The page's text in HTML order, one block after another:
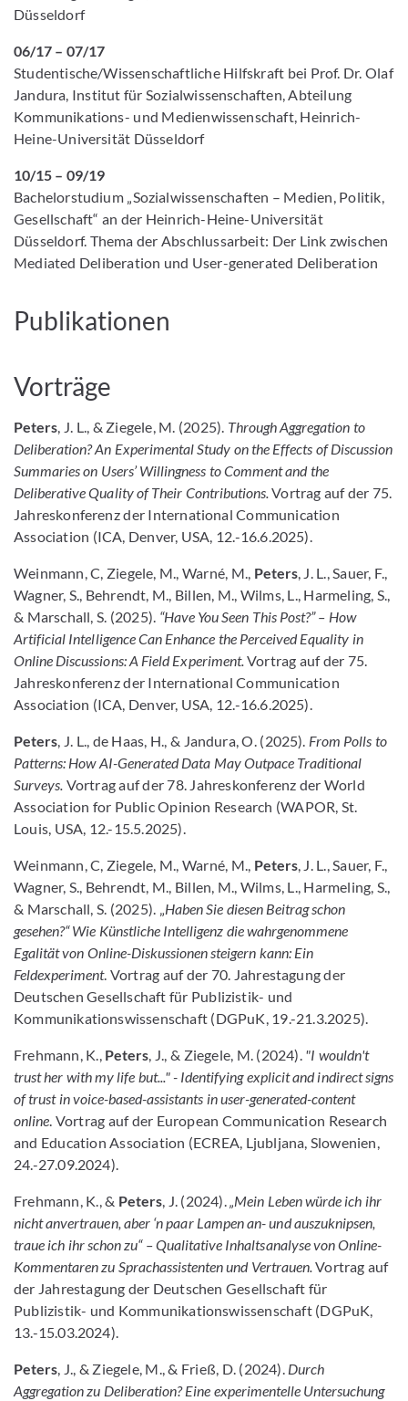
Düsseldorf
06/17 – 07/17
Studentische/Wissenschaftliche Hilfskraft bei Prof. Dr. Olaf
Jandura, Institut für Sozialwissenschaften, Abteilung
Kommunikations- und Medienwissenschaft, Heinrich-
Heine-Universität Düsseldorf
10/15 – 09/19
Bachelorstudium „Sozialwissenschaften – Medien, Politik,
Gesellschaft“ an der Heinrich-Heine-Universität
Düsseldorf. Thema der Abschlussarbeit: Der Link zwischen
Mediated Deliberation und User-generated Deliberation
Publikationen
Vorträge
Peters, J. L., & Ziegele, M. (2025). Through Aggregation to
Deliberation? An Experimental Study on the Effects of Discussion
Summaries on Users’ Willingness to Comment and the
Deliberative Quality of Their Contributions.Vortrag auf der 75.
Jahreskonferenz der International Communication
Association (ICA, Denver, USA, 12.-16.6.2025).
Weinmann, C, Ziegele, M., Warné, M., Peters, J. L., Sauer, F.,
Wagner, S., Behrendt, M., Billen, M., Wilms, L., Harmeling, S.,
& Marschall, S. (2025). “Have You Seen This Post?” – How
Artificial Intelligence Can Enhance the Perceived Equality in
Online Discussions: A Field Experiment.Vortrag auf der 75.
Jahreskonferenz der International Communication
Association (ICA, Denver, USA, 12.-16.6.2025).
Peters, J. L., de Haas, H., & Jandura, O. (2025). From Polls to
Patterns: How AI-Generated Data May Outpace Traditional
Surveys. Vortrag auf der 78. Jahreskonferenz der World
Association for Public Opinion Research (WAPOR, St.
Louis, USA, 12.-15.5.2025).
Weinmann, C, Ziegele, M., Warné, M., Peters, J. L., Sauer, F.,
Wagner, S., Behrendt, M., Billen, M., Wilms, L., Harmeling, S.,
& Marschall, S. (2025). „Haben Sie diesen Beitrag schon
gesehen?“ Wie Künstliche Intelligenz die wahrgenommene
Egalität von Online-Diskussionen steigern kann: Ein
Feldexperiment. Vortrag auf der 70. Jahrestagung der
Deutschen Gesellschaft für Publizistik- und
Kommunikationswissenschaft (DGPuK, 19.-21.3.2025).
Frehmann, K., Peters, J., & Ziegele, M. (2024). "I wouldn't
trust her with my life but..." - Identifying explicit and indirect signs
of trust in voice-based-assistants in user-generated-content
online. Vortrag auf der European Communication Research
and Education Association (ECREA, Ljubljana, Slowenien,
24.-27.09.2024).
Frehmann, K., & Peters, J. (2024).„Mein Leben würde ich ihr
nicht anvertrauen, aber ‘n paar Lampen an- und auszuknipsen,
traue ich ihr schon zu“ – Qualitative Inhaltsanalyse von Online-
Kommentaren zu Sprachassistenten und Vertrauen.Vortrag auf
der Jahrestagung der Deutschen Gesellschaft für
Publizistik- und Kommunikationswissenschaft (DGPuK,
13.-15.03.2024).
Peters, J., & Ziegele, M., & Frieß, D. (2024). Durch
Aggregation zu Deliberation? Eine experimentelle Untersuchung